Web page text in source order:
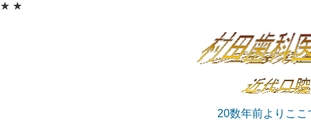
★ ★
20数年前よりこ